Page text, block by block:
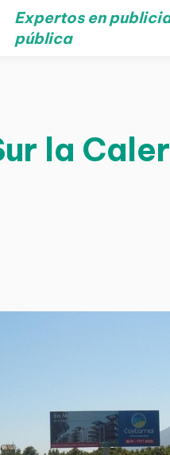
Expertos en
pública
la